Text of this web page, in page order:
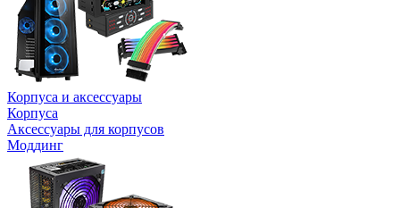
Корпуса и аксессуары
Корпуса
Аксессуары для корпусов
Моддинг